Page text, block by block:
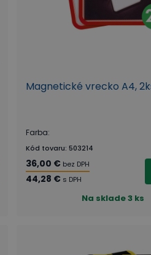
Magnetické vrecko A4,
Farba:
Kód tovaru: 503214
36,00 € bez DPH
44,28 € s DPH
Na sklade3 ks